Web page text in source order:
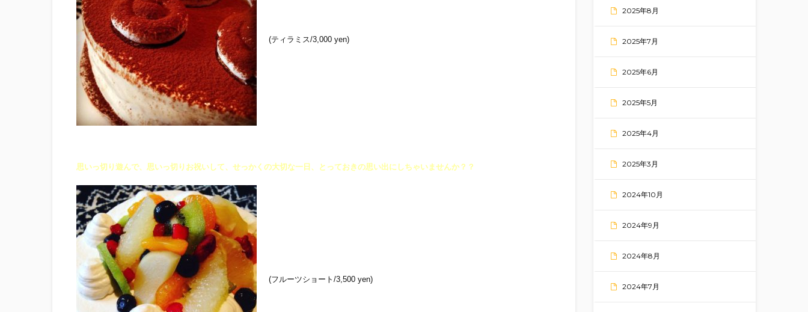
(ティラミス/3,000 yen)
思いっ切り遊んで、思いっ切りお祝いして、せっかくの大切な一日、とっておきの思い出にしちゃいませんか？？
(フルーツショート/3,500 yen)
2025年8月
2025年7月
2025年6月
2025年5月
2025年4月
2025年3月
2024年10月
2024年9月
2024年8月
2024年7月